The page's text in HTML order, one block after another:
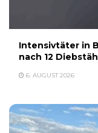
Intensivtäter in
nach 12
6. AUGUST 2026